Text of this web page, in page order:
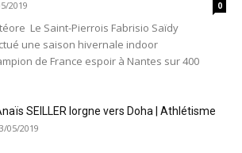
2019 0
Le Saint-Pierrois Fabrisio Saïdy
une saison hivernale indoor
de France espoir à Nantes sur 400
SEILLER lorgne vers Doha | Athlétisme
05/2019